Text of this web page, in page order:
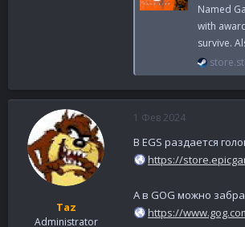
Named
with
survive.
Taz
Administrator
1 Фев 2024
В EGS раздается
https://
А в GOG можно
https://